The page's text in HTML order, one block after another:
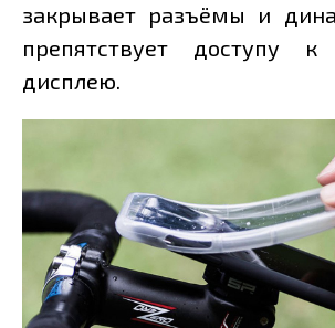
закрывает разъёмы и
препятствует доступу
дисплею.